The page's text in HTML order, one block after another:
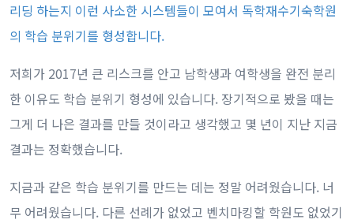
리딩 하는지 이런 사소한 시스템들이 모여서 독학재수기숙학원
의 학습 분위기를 형성합니다.
저희가 2017년 큰 리스크를 안고 남학생과 여학생을 완전 분리
한 이유도 학습 분위기 형성에 있습니다. 장기적으로 봤을 때는
그게 더 나은 결과를 만들 것이라고 생각했고 몇 년이 지난 지금
결과는 정확했습니다.
지금과 같은 학습 분위기를 만드는 데는 정말 어려웠습니다. 너
무 어려웠습니다. 다른 선례가 없었고 벤치마킹할 학원도 없었기